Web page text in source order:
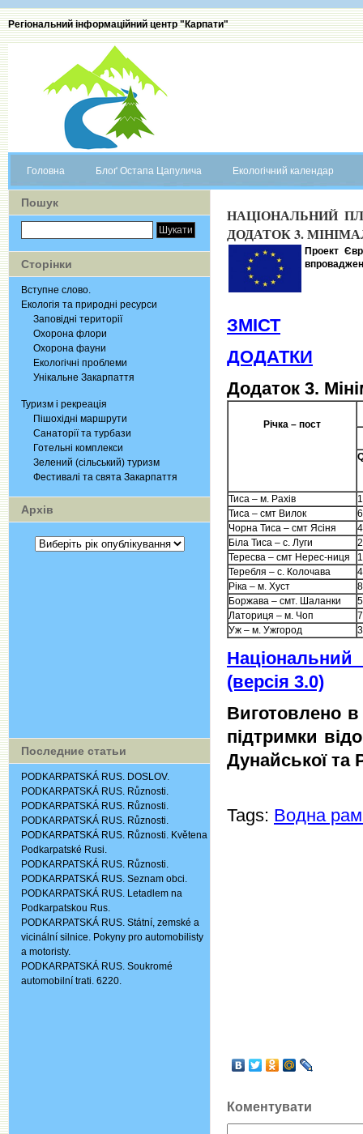
Регіональний інформаційний центр "Карпати"
Головна Блоґ Остапа Цапулича Екологічний календар
Пошук
Сторінки
Вступне слово.
Екологія та природні ресурси
Заповідні території
Охорона флори
Охорона фауни
Екологічні проблеми
Унікальне Закарпаття
Туризм і рекреація
Пішохідні маршрути
Санаторії та турбази
Готельні комплекси
Зелений (сільський) туризм
Фестивалі та свята Закарпаття
Архів
Последние статьи
PODKARPATSKÁ RUS. DOSLOV.
PODKARPATSKÁ RUS. Různosti.
PODKARPATSKÁ RUS. Různosti.
PODKARPATSKÁ RUS. Různosti.
PODKARPATSKÁ RUS. Různosti. Květena
Podkarpatské Rusi.
PODKARPATSKÁ RUS. Různosti.
PODKARPATSKÁ RUS. Seznam obci.
PODKARPATSKÁ RUS. Letadlem na
Podkarpatskou Rus.
PODKARPATSKÁ RUS. Státní, zemské a
vicinální silnice. Pokyny pro automobilisty
a motoristy.
PODKARPATSKÁ RUS. Soukromé
automobilní trati. 6220.
НАЦІОНАЛЬНИЙ
ДОДАТОК 3.
Проект
ЗМІСТ
ДОДАТКИ
Додаток 3.
Річка – пост
Тиса – м. Рахів
Тиса – смт Вилок
Чорна Тиса – смт Ясіня
Біла Тиса – с. Луги
Тересва – смт Нерес-ниця
Теребля – с. Колочава
Ріка – м. Хуст
Боржава – смт. Шаланки
Латориця – м. Чоп
Уж – м. Ужгород
(версія 3.0)
Виготовлено
підтримки
Дунайської та
Tags: Водна
Коментувати